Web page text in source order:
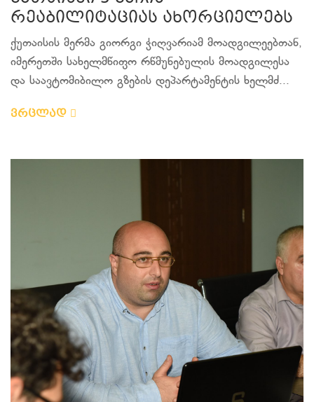
რეაბილიტაციას ახორციელებს
ქუთაისის მერმა გიორგი ჭიღვარიამ მოადგილეებთან,
იმერეთში სახელმწიფო რწმუნებულის მოადგილესა
და საავტომიბილო გზების დეპარტამენტის ხელმძ...
ვრცლად